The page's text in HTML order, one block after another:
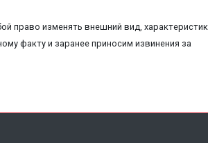
право изменять внешний вид,
факту и заранее приносим извинения за